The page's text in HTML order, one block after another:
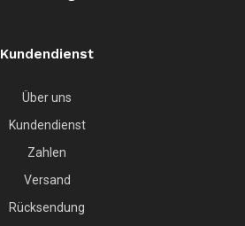
Kundendienst
Über uns
Kundendienst
Zahlen
Versand
Rücksendung